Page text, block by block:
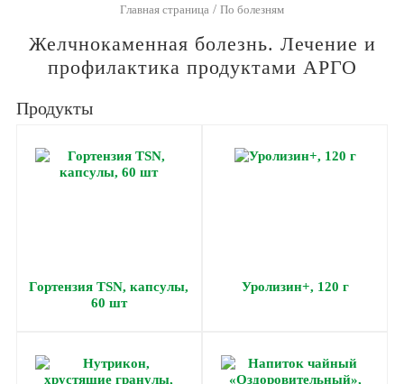
Главная страница / По болезням
Желчнокаменная болезнь. Лечение и
профилактика продуктами АРГО
Продукты
Гортензия TSN, капсулы,
60 шт
Уролизин+, 120 г